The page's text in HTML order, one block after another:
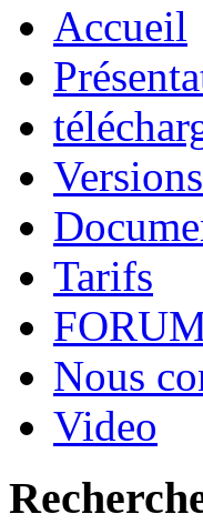
Accueil
Versions
Tarifs
Nous
Video